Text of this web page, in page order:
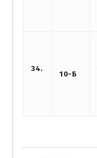
34.
10-Б